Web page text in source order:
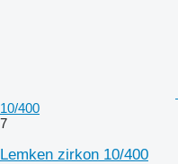
10/400
7
Lemken zirkon 10/400